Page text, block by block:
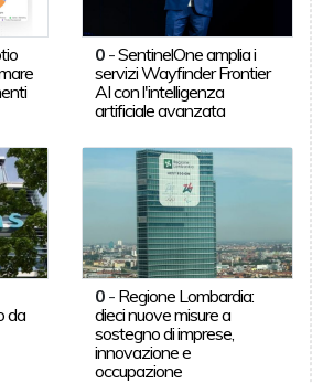
0 -SentinelOne amplia i
servizi Wayfinder Frontier
AI con l'intelligenza
artificiale avanzata
da
0 - Regione Lombardia:
dieci nuove misure a
sostegno di imprese,
innovazione e
occupazione